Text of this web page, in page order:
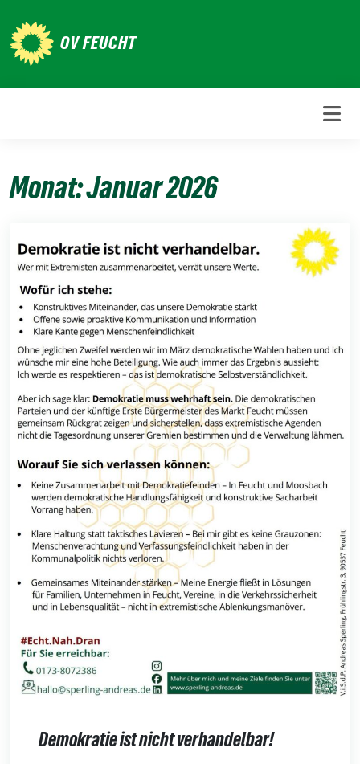
zum
Inhalt
OV FEUCHT
Monat:Januar 2026
Demokratie ist nicht verhandelbar!